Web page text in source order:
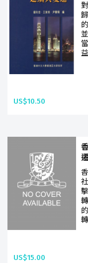
US$10.50
US$15.00